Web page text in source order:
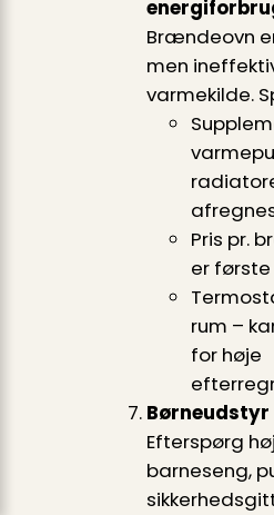
Brændeovn
men
varmekilde.
Pris pr.
er
rum –
for høje
Børneudstyr
Efterspørg
barneseng,